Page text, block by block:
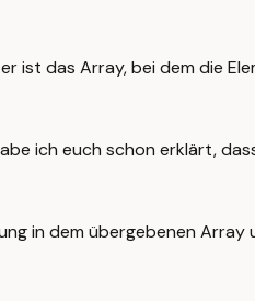
ist das Array, bei dem die
ich euch schon erklärt,
in dem übergebenen Array